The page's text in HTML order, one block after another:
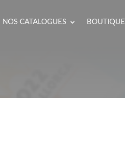
NOS CATALOGUES BOUTIQUE